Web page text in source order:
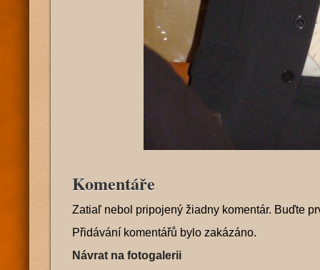
Komentáře
Zatiaľ nebol pripojený žiadny komentár. Buďte
Přidávání komentářů bylo zakázáno.
Návrat na fotogalerii